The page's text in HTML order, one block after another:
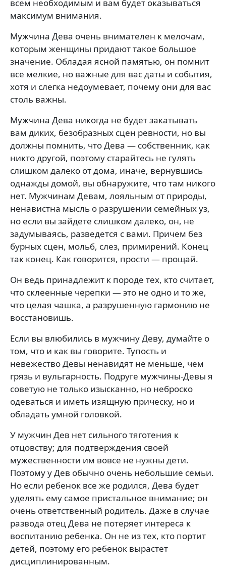
всем необходимым и вам будет оказываться
максимум внимания.
Мужчина Дева очень внимателен к мелочам,
кото­рым женщины придают такое большое
значение. Об­ладая ясной памятью, он помнит
все мелкие, но важ­ные для вас даты и события,
хотя и слегка недоумева­ет, почему они для вас
столь важны.
Мужчина Дева никогда не будет закатывать
вам диких, безобразных сцен ревности, но вы
должны помнить, что Дева — собственник, как
никто другой, поэтому старайтесь не гулять
слишком далеко от дома, иначе, вернувшись
однажды домой, вы обнаружите, что там никого
нет. Мужчинам Девам, лояльным от природы,
ненавистна мысль о разрушении семейных уз,
но если вы зайдете слишком далеко, он, не
задумываясь, разведется с вами. Причем без
бурных сцен, мольб, слез, примирений. Конец
так конец. Как говорится, про­сти — прощай.
Он ведь принадлежит к породе тех, кто считает,
что склеенные черепки — это не одно и то же,
что целая чашка, а разрушенную гармонию не
восстано­вишь.
Если вы влюбились в мужчину Деву, думайте о
том, что и как вы говорите. Тупость и
невежество Девы нена­видят не меньше, чем
грязь и вульгарность. Подруге муж­чины-Девы я
советую не только изысканно, но неброско
одеваться и иметь изящную прическу, но и
обладать ум­ной головкой.
У мужчин Дев нет сильного тяготения к
отцовству; для подтверждения своей
мужественности им вовсе не нужны дети.
Поэтому у Дев обычно очень неболь­шие семьи.
Но если ребенок все же родился, Дева будет
уделять ему самое пристальное внимание; он
очень ответственный родитель. Даже в случае
развода отец Дева не потеряет интереса к
воспитанию ребенка. Он не из тех, кто портит
детей, поэтому его ребенок вы­растет
дисциплинированным.